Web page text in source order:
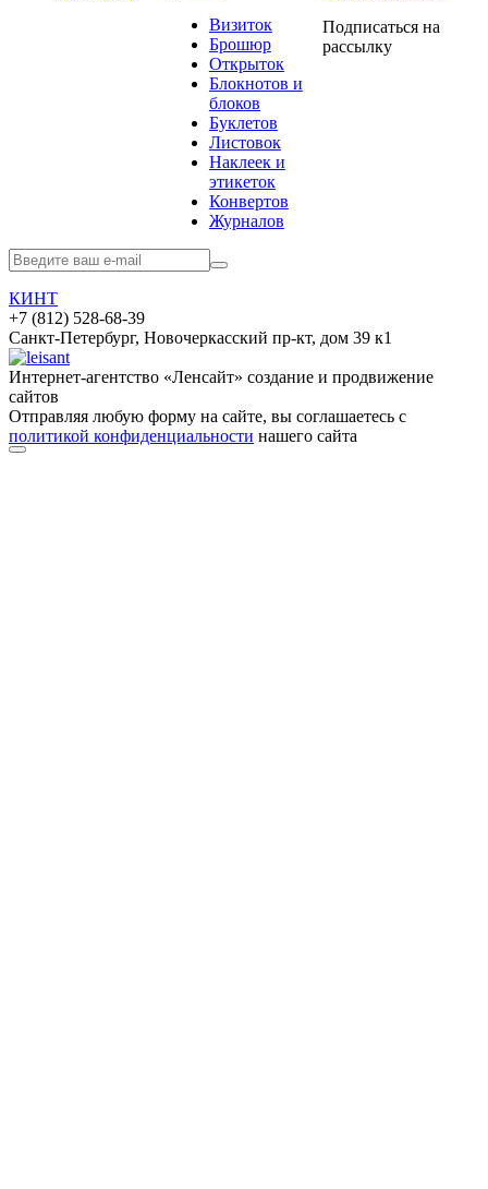
Визиток
Брошюр
Открыток
Блокнотов и
блоков
Буклетов
Листовок
Наклеек и
этикеток
Конвертов
Журналов
Подписаться на
рассылку
КИНТ
+7 (812) 528-68-39
Санкт-Петербург, Новочеркасский пр-кт, дом 39 к1
Интернет-агентство «Ленсайт» cоздание и продвижение
сайтов
Отправляя любую форму на сайте, вы соглашаетесь с
политикой конфиденциальности нашего сайта